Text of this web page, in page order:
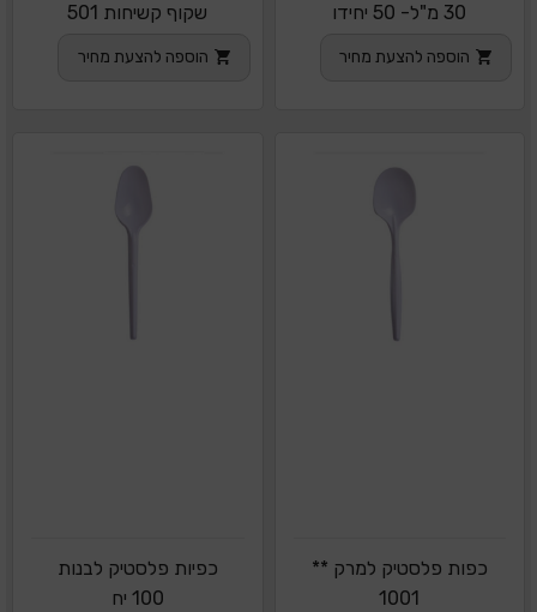
30 מ"ל- 50 יחידו
הוספה להצעת מחיר
שקוף קשיחות 501
הוספה להצעת מחיר
כפות פלסטיק למרק **
1001
כפיות פלסטיק לבנות
100 יח